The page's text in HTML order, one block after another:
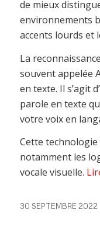
de mieux
environnements
accents lourds et
La
souvent appelée
en texte. Il s’agit
parole en texte
votre voix en
Cette
notamment les
vocale visuelle.
30 SEPTEMBRE 2022